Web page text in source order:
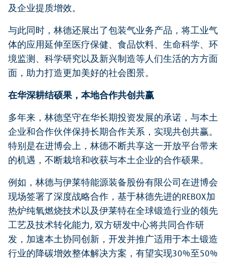
及企业提质增效。
与此同时，林德还展出了包装气业务产品，将工业气
体的应用延伸至医疗保健、食品饮料、生命科学、环
境监测、科学研究以及新兴制造等人们生活的方方面
面，助力打造更加美好的社会图景。
在华深耕结硕果，本地合作共创共赢
多年来，林德坚守在华长期投资发展的承诺，与本土
企业和合作伙伴保持长期合作关系，实现共创共赢。
特别是在进博会上，林德不断共享这一开放平台带来
的机遇，不断栽培和收获与本土企业的合作硕果。
例如，林德与伊莱特能源装备股份有限公司在进博会
现场签署了深度战略合作，基于林德先进的REBOX加
热炉纯氧燃烧技术以及伊莱特在全球锻造行业的领先
工艺及技术转化能力, 双方研发中心将共同合作研
发，加速本土协同创新，开发并推广适用于本土锻造
行业的降碳增效整体解决方案，有望实现30%至50%